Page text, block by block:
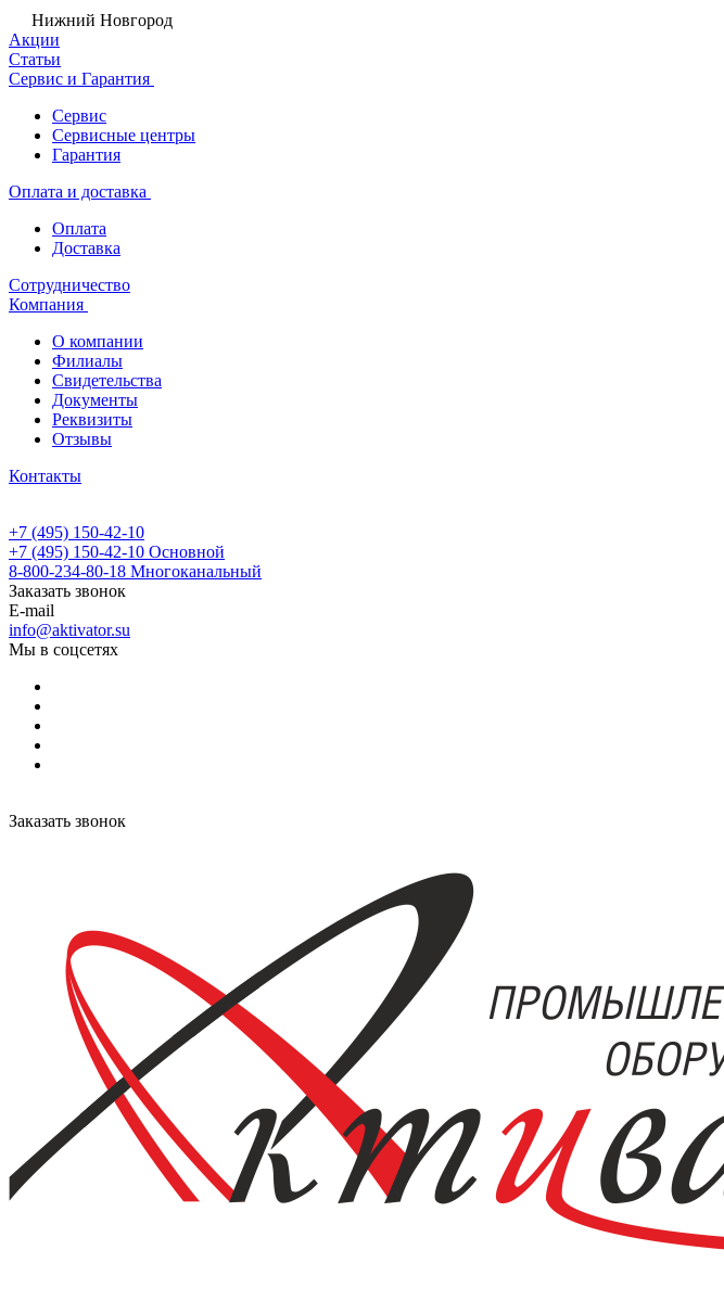
Нижний Новгород
Акции
Статьи
Сервис и Гарантия
Сервис
Сервисные центры
Гарантия
Оплата и доставка
Оплата
Доставка
Сотрудничество
Компания
О компании
Филиалы
Свидетельства
Документы
Реквизиты
Отзывы
Контакты
+7 (495) 150-42-10
+7 (495) 150-42-10 Основной
8-800-234-80-18 Многоканальный
Заказать звонок
E-mail
info@aktivator.su
Мы в соцсетях
Заказать звонок